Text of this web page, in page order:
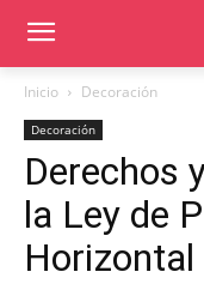
Inicio Decoración
Decoración
Derechos
la Ley de
Horizontal